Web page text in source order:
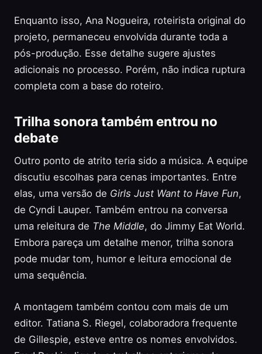
Enquanto isso, Ana Nogueira, roteirista original do
projeto, permaneceu envolvida durante toda a
pós-produção. Esse detalhe sugere ajustes
adicionais no processo. Porém, não indica ruptura
completa com a base do roteiro.
Trilha sonora também entrou no
debate
Outro ponto de atrito teria sido a música. A equipe
discutiu escolhas para cenas importantes. Entre
elas, uma versão de Girls Just Want to Have Fun,
de Cyndi Lauper. Também entrou na conversa
uma releitura de The Middle, do Jimmy Eat World.
Embora pareça um detalhe menor, trilha sonora
pode mudar tom, humor e leitura emocional de
uma sequência.
A montagem também contou com mais de um
editor. Tatiana S. Riegel, colaboradora frequente
de Gillespie, esteve entre os nomes envolvidos.